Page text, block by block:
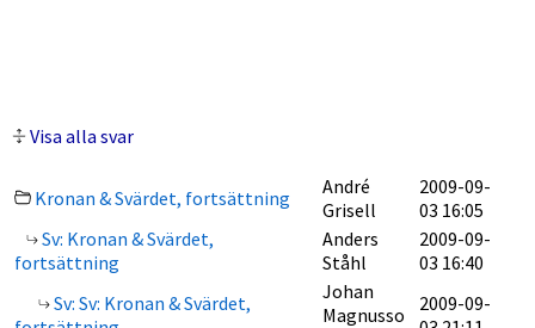
Visa alla svar
Kronan & Svärdet, fortsättning
André
Grisell
2009-09-
03 16:05
Sv: Kronan & Svärdet,
fortsättning
Anders
Ståhl
2009-09-
03 16:40
Sv: Sv: Kronan & Svärdet,
Johan
Magnusso
2009-09-